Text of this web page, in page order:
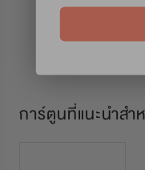
การ์ตูนที่แนะนำส